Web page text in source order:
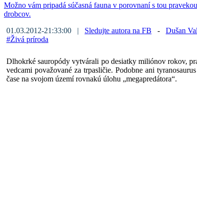
Možno vám pripadá súčasná fauna v porovnaní s tou
drobcov.
01.03.2012-21:33:00 | Sledujte autora na FB - Dušan
#Živá príroda
Dlhokrké sauropódy vytvárali po desiatky miliónov rokov,
vedcami považované za trpasličie. Podobne ani
čase na svojom území rovnakú úlohu „megapredátora“.